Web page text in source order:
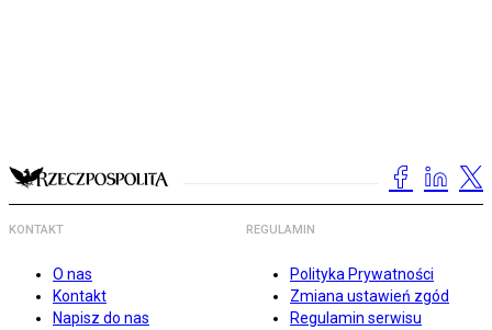
KONTAKT
O nas
Kontakt
Napisz do nas
REGULAMIN
Polityka Prywatności
Zmiana ustawień zgód
Regulamin serwisu